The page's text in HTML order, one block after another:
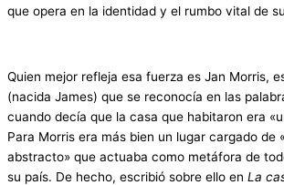
que opera en la identidad y el rumbo vital de
Quien mejor refleja esa fuerza es Jan Morris,
(nacida James) que se reconocía en las
cuando decía que la casa que habitaron era
Para Morris era más bien un lugar cargado de
abstracto» que actuaba como metáfora de
su país. De hecho, escribió sobre ello en L a